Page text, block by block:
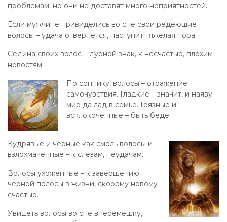
проблемам, но они не доставят много неприятностей.
Если мужчине привиделись во сне свои редеющие
волосы – удача отвернется, наступит тяжелая пора.
Седина своих волос – дурной знак, к несчастью, плохим
новостям.
По соннику, волосы – отражение
самочувствия. Гладкие – значит, и наяву
мир да лад в семье. Грязные и
всклокоченные – быть беде.
Кудрявые и черные как смоль волосы и
взлохмаченные – к слезам, неудачам.
Волосы ухоженные – к завершению
черной полосы в жизни, скорому новому
счастью.
Увидеть волосы во сне вперемешку,